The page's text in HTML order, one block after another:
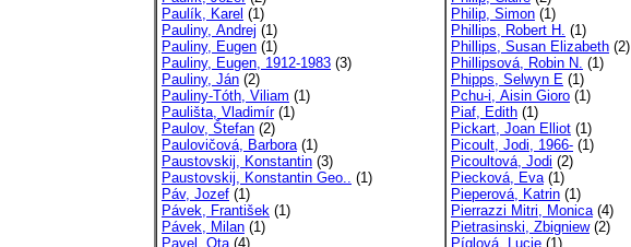
Paulík, Karel (1)
Pauliny, Andrej (1)
Pauliny, Eugen (1)
Pauliny, Eugen, 1912-1983 (3)
Pauliny, Ján (2)
Pauliny-Tóth, Viliam (1)
Paulišta, Vladimír(1)
Paulov, Štefan (2)
Paulovičová, Barbora(1)
Paustovskij, Konstantin (3)
Paustovskij, Konstantin Geo.. (1)
Páv, Jozef (1)
Pávek, František (1)
Pávek, Milan (1)
Pavel, Ota(4)
Philip, Simon (1)
Phillips, Robert H. (1)
Phillips, Susan Elizabeth (2)
Phillipsová, Robin N. (1)
Phipps, Selwyn E (1)
Pchu-i, Aisin Gioro (1)
Piaf, Edith (1)
Pickart, Joan Elliot (1)
Picoult, Jodi, 1966- (1)
Picoultová, Jodi (2)
Piecková, Eva(1)
Pieperová, Katrin (1)
Pierrazzi Mitri, Monica(4)
Pietrasinski, Zbigniew(2)
Píglová, Lucie (1)